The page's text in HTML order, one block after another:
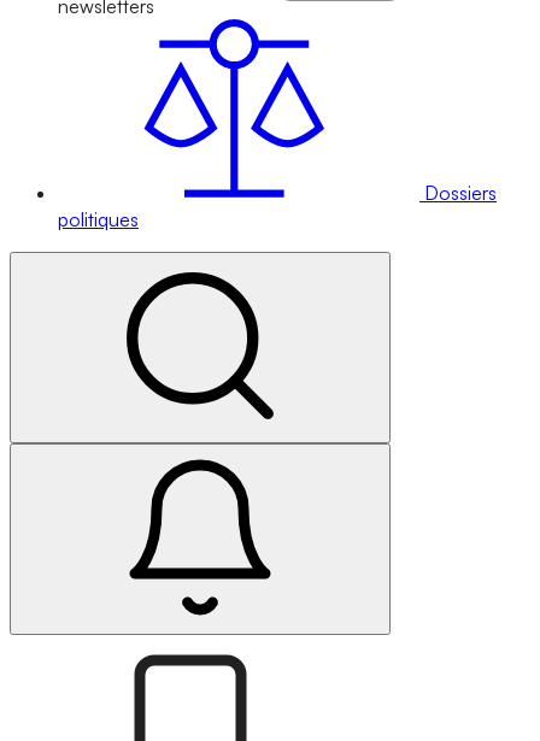
newsletters
Dossiers
politiques